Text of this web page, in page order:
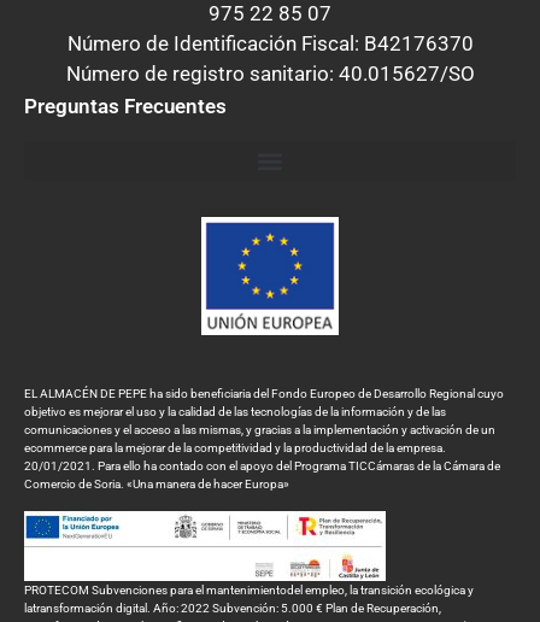
975 22 85 07
Número de Identificación Fiscal: B42176370
Número de registro sanitario: 40.015627/SO
Preguntas Frecuentes
EL ALMACÉN DE PEPE ha sido beneficiaria del Fondo Europeo de Desarrollo Regional cuyo
objetivo es mejorar el uso y la calidad de las tecnologías de la información y de las
comunicaciones y el acceso a las mismas, y gracias a la implementación y activación de un
ecommerce para la mejorar de la competitividad y la productividad de la empresa.
20/01/2021. Para ello ha contado con el apoyo del Programa TICCámaras de la Cámara de
Comercio de Soria. «Una manera de hacer Europa»
PROTECOM Subvenciones para el mantenimientodel empleo, la transición ecológica y
latransformación digital. Año: 2022 Subvención: 5.000 € Plan de Recuperación,